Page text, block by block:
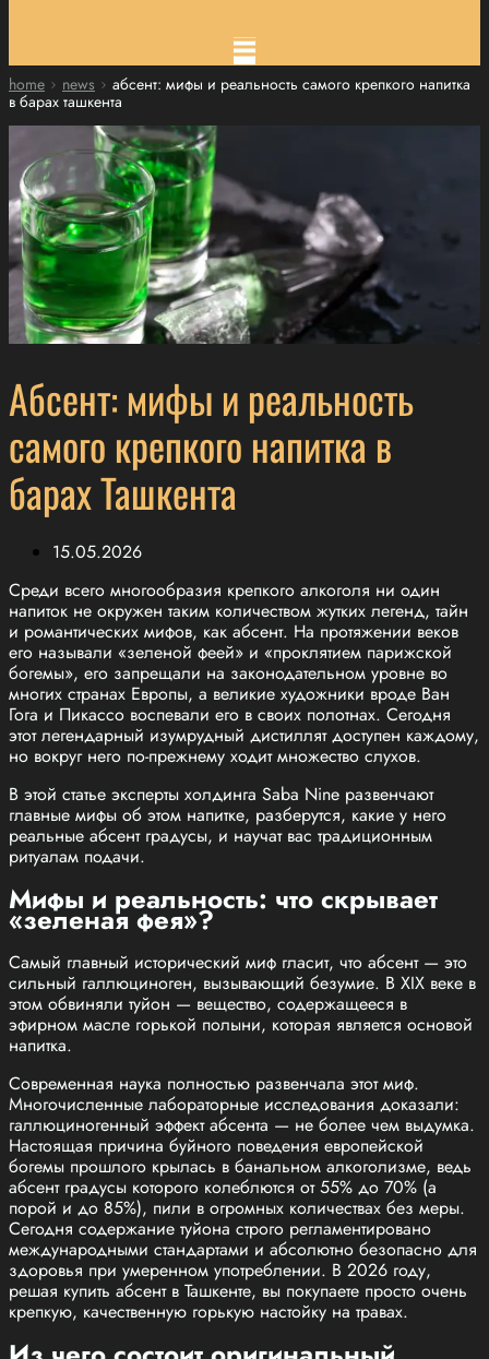
home news
абсент: мифы и реальность самого крепкого напитка
в барах ташкента
Абсент: мифы и реальность
самого крепкого напитка в
барах Ташкента
15.05.2026
Среди всего многообразия крепкого алкоголя ни один
напиток не окружен таким количеством жутких легенд, тайн
и романтических мифов, как абсент. На протяжении веков
его называли «зеленой феей» и «проклятием парижской
богемы», его запрещали на законодательном уровне во
многих странах Европы, а великие художники вроде Ван
Гога и Пикассо воспевали его в своих полотнах. Сегодня
этот легендарный изумрудный дистиллят доступен каждому,
но вокруг него по-прежнему ходит множество слухов.
В этой статье эксперты холдинга Saba Nine развенчают
главные мифы об этом напитке, разберутся, какие у него
реальные абсент градусы, и научат вас традиционным
ритуалам подачи.
Мифы и реальность: что скрывает
«зеленая фея»?
Самый главный исторический миф гласит, что абсент — это
сильный галлюциноген, вызывающий безумие. В XIX веке в
этом обвиняли туйон — вещество, содержащееся в
эфирном масле горькой полыни, которая является основой
напитка.
Современная наука полностью развенчала этот миф.
Многочисленные лабораторные исследования доказали:
галлюциногенный эффект абсента — не более чем выдумка.
Настоящая причина буйного поведения европейской
богемы прошлого крылась в банальном алкоголизме, ведь
абсент градусы которого колеблются от 55% до 70% (а
порой и до 85%), пили в огромных количествах без меры.
Сегодня содержание туйона строго регламентировано
международными стандартами и абсолютно безопасно для
здоровья при умеренном употреблении. В 2026 году,
решая купить абсент в Ташкенте, вы покупаете просто очень
крепкую, качественную горькую настойку на травах.